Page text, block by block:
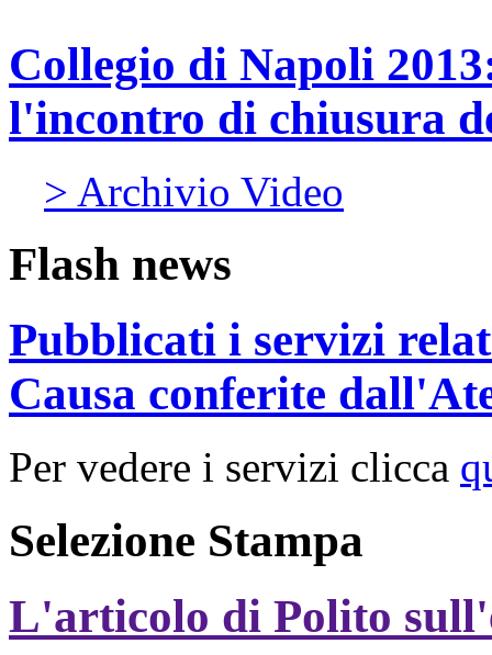
Collegio di Napoli
l'incontro di chiusura
> Archivio Video
Flash news
Pubblicati i servizi
Causa conferite
Per vedere i servizi clicca
Selezione Stampa
L'articolo di Polito